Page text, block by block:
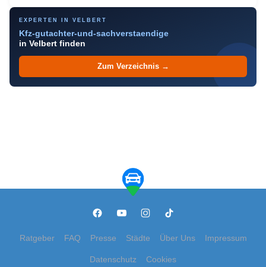
EXPERTEN IN VELBERT
Kfz-gutachter-und-sachverstaendige
in Velbert finden
Zum Verzeichnis →
Ratgeber FAQ Presse Städte Über Uns Impressum
Datenschutz Cookies